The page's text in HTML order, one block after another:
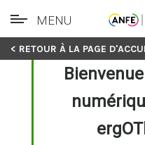
Skip
MENU
< RETOUR À LA PAGE